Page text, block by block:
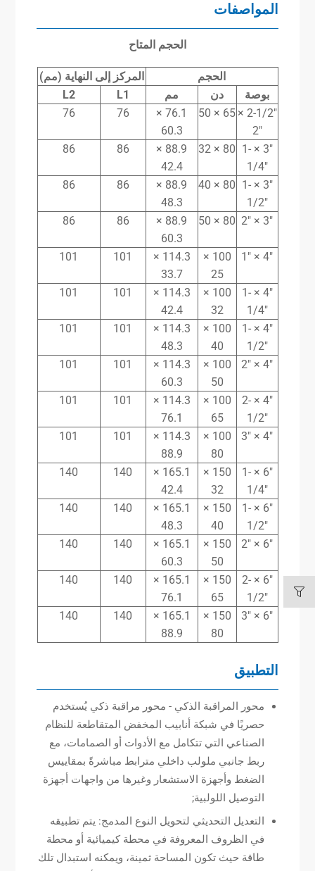
المواصفات
الحجم المتاح
الحجم المركز إلى النهاية (مم)
بوصة
دن مم L1
L2
2-1/2″ ×
2″
65 × 50
76.1 ×
60.3
76
76
3″ × 1-
1/4″
80 × 32
88.9 ×
42.4
86
86
3″ × 1-
1/2″
80 × 40
88.9 ×
48.3
86
86
3″ × 2″
80 × 50
88.9 ×
60.3
86
86
4″ × 1″
100 ×
25
114.3 ×
33.7
101
101
4″ × 1-
1/4″
100 ×
32
114.3 ×
42.4
101
101
4″ × 1-
1/2″
100 ×
40
114.3 ×
48.3
101
101
4″ × 2″
100 ×
50
114.3 ×
60.3
101
101
4″ × 2-
1/2″
100 ×
65
114.3 ×
76.1
101
101
4″ × 3″
100 ×
80
114.3 ×
88.9
101
101
6″ × 1-
1/4″
150 ×
32
165.1 ×
42.4
140
140
6″ × 1-
1/2″
150 ×
40
165.1 ×
48.3
140
140
6″ × 2″
150 ×
50
165.1 ×
60.3
140
140
6″ × 2-
1/2″
150 ×
65
165.1 ×
76.1
140
140
6″ × 3″
150 ×
80
165.1 ×
88.9
140
140
التطبيق
محور المراقبة الذكي - محور مراقبة ذكي يُستخدم
حصريًا في شبكة أنابيب المخفض المتقاطعة للنظام
الصناعي التي تتكامل مع الأدوات أو الصمامات، مع
ربط جانبي ملولب داخلي مترابط مباشرةً بمقاييس
الضغط وأجهزة الاستشعار وغيرها من واجهات أجهزة
التوصيل اللولبية;
التعديل التحديثي لتحويل النوع المدمج: يتم تطبيقه
في الظروف المعروفة في محطة كيميائية أو محطة
طاقة حيث تكون المساحة ثمينة، ويمكنه استبدال تلك